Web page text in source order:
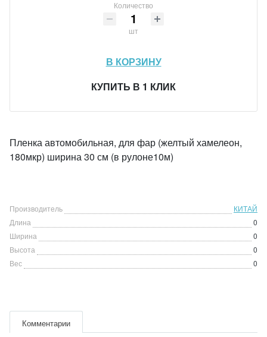
Количество
шт
В КОРЗИНУ
КУПИТЬ В 1 КЛИК
Пленка автомобильная, для фар (желтый хамелеон,
180мкр) ширина 30 см (в рулоне10м)
Производитель
КИТАЙ
Длина
0
Ширина
0
Высота
0
Вес
0
Комментарии